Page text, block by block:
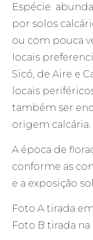
Espécie
por solos
ou com pouca
locais
Sicó, de Aire e
locais
também ser
origem calcária.
A época de
conforme as
e a exposição
Foto A tirada
Foto B tirada na